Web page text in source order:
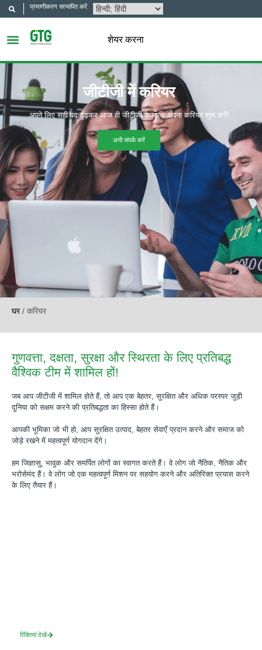
प्रमाणीकरण सत्यापित करें
शेयर करना
जीटीजी में करियर
अपने लिए सही पद ढूंढ़कर आज ही जीटीजी के साथ अपना करियर शुरू करें!
अभी संपर्क करें
घर/ करियर
गुणवत्ता, दक्षता, सुरक्षा और स्थिरता के लिए प्रतिबद्ध
वैश्विक टीम में शामिल हों!
जब आप जीटीजी में शामिल होते हैं, तो आप एक बेहतर, सुरक्षित और अधिक परस्पर जुड़ी
दुनिया को सक्षम करने की प्रतिबद्धता का हिस्सा होते हैं।
आपकी भूमिका जो भी हो, आप सुरक्षित उत्पाद, बेहतर सेवाएँ प्रदान करने और समाज को
जोड़े रखने में महत्वपूर्ण योगदान देंगे।
हम जिज्ञासु, भावुक और समर्पित लोगों का स्वागत करते हैं। वे लोग जो नैतिक, नैतिक और
भरोसेमंद हैं। वे लोग जो एक महत्वपूर्ण मिशन पर सहयोग करने और अतिरिक्त प्रयास करने
के लिए तैयार हैं।
रिक्तियां देखें